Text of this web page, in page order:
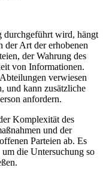
durchgeführt wird, hängt
der Art der erhobenen
der Wahrung des
von Informationen.
verwiesen
und kann zusätzliche
anfordern.
Komplexität des
und der
Parteien ab. Es
die Untersuchung so